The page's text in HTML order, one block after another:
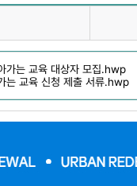
가는 교육 대상자 모집.hwp
는 교육 신청 제출 서류.hwp